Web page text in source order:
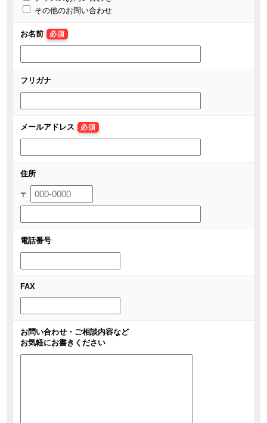
その他のお問い合わせ
お名前 必須
フリガナ
メールアドレス 必須
住所
〒
電話番号
FAX
お問い合わせ・ご相談内容など
お気軽にお書きください